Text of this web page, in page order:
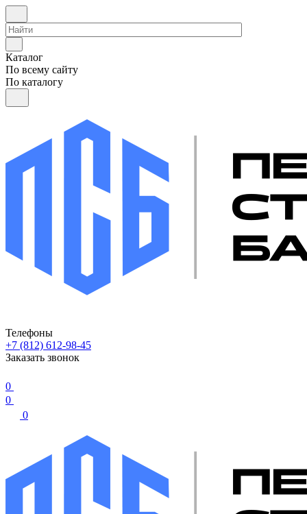
Каталог
По всему сайту
По каталогу
Телефоны
+7 (812) 612-98-45
Заказать звонок
0
0
0